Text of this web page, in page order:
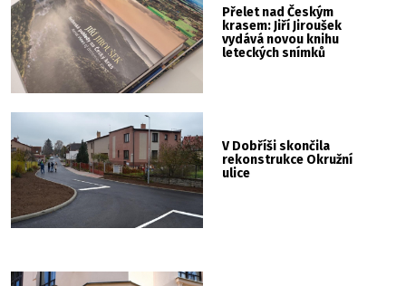
Přelet nad Českým
krasem: Jiří Jiroušek
vydává novou knihu
leteckých snímků
V Dobříši skončila
rekonstrukce Okružní
ulice